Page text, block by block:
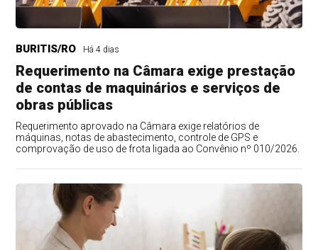
BURITIS/RO Há 4 dias
Requerimento na Câmara exige prestação
de contas de maquinários e serviços de
obras públicas
Requerimento aprovado na Câmara exige relatórios de
máquinas, notas de abastecimento, controle de GPS e
comprovação de uso de frota ligada ao Convênio nº 010/2026.